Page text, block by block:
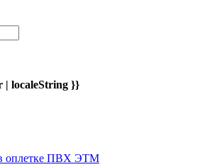
| localeString }}
оплетке ПВХ ЭТМ